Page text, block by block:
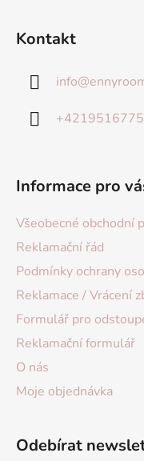
Kontakt
info@
Informace pro
Všeobecné obchodní
Reklamační řád
Podmínky ochrany
Reklamace / Vrácení
Formulář pro
Reklamační formulář
O nás
Moje objednávka
Odebírat